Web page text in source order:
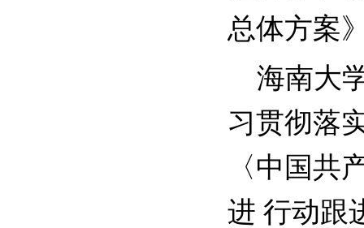
总体方案
海南大
习贯彻落
〈中国共
进 行动跟